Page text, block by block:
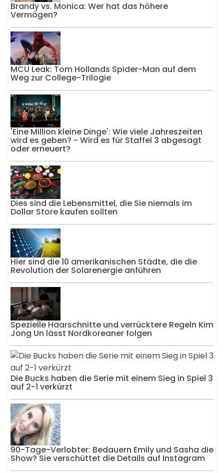
Brandy vs. Monica: Wer hat das höhere
Vermögen?
MCU Leak: Tom Hollands Spider-Man auf dem
Weg zur College-Trilogie
'Eine Million kleine Dinge': Wie viele Jahreszeiten
wird es geben? - Wird es für Staffel 3 abgesagt
oder erneuert?
Dies sind die Lebensmittel, die Sie niemals im
Dollar Store kaufen sollten
Hier sind die 10 amerikanischen Städte, die die
Revolution der Solarenergie anführen
Spezielle Haarschnitte und verrücktere Regeln Kim
Jong Un lässt Nordkoreaner folgen
Die Bucks haben die Serie mit einem Sieg in Spiel 3
auf 2-1 verkürzt
90-Tage-Verlobter: Bedauern Emily und Sasha die
Show? Sie verschüttet die Details auf Instagram